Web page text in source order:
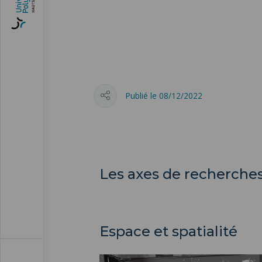
Publié le 08/12/2022
Les axes de
Espace et spatialité